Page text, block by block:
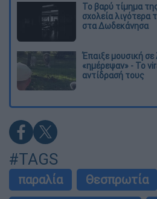
Το βαρύ τίμημα
σχολεία λιγότερα
στα Δωδεκάνησα
Έπαιξε μουσική σε
«ημέρεψαν» - Το
αντίδρασή τους
#TAGS
παραλία Θεσπρωτία